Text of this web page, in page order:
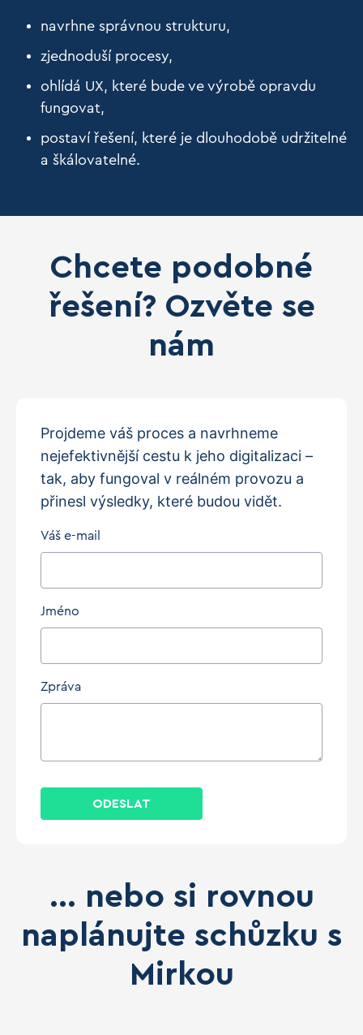
navrhne správnou strukturu,
zjednoduší procesy,
ohlídá UX, které bude ve výrobě opravdu
fungovat,
postaví řešení, které je dlouhodobě udržitelné
a škálovatelné.
Chcete podobné
řešení? Ozvěte se
nám
Projdeme váš proces a navrhneme
nejefektivnější cestu k jeho digitalizaci –
tak, aby fungoval v reálném provozu a
přinesl výsledky, které budou vidět.
Váš e-mail
Jméno
Zpráva
ODESLAT
... nebo si rovnou
naplánujte schůzku s
Mirkou